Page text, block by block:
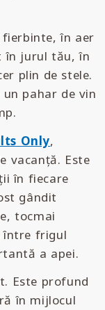
în aer
în jurul tău, în
plin de stele.
pahar de vin
Only,
vacanță. Este
în fiecare
gândit
tocmai
între frigul
a apei.
Este profund
în mijlocul